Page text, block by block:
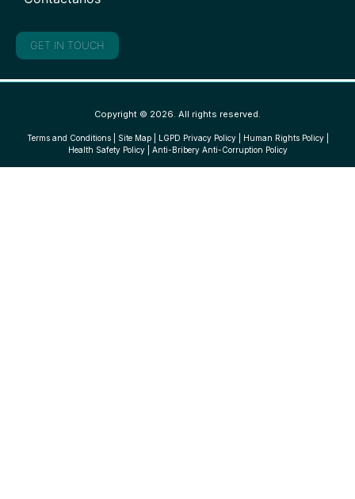
GET IN TOUCH
Copyright © 2026. All rights reserved.
Terms and Conditions| Site Map| LGPD Privacy Policy| Human Rights Policy|
Health Safety Policy| Anti-Bribery Anti-Corruption Policy